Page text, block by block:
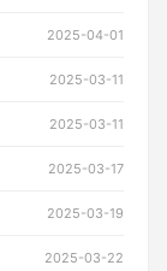
2025-04-01
2025-03-11
2025-03-11
2025-03-17
2025-03-19
2025-03-22